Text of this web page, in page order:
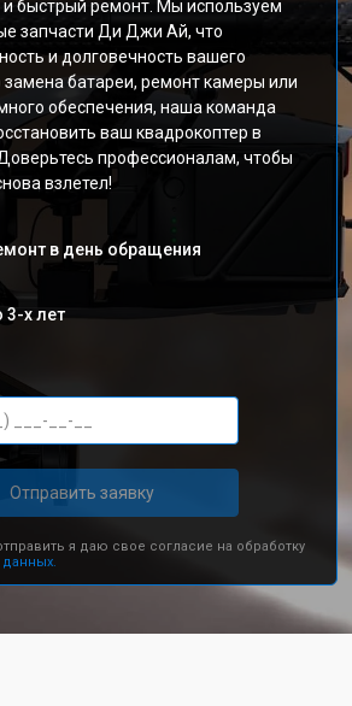
быстрый ремонт. Мы используем
запчасти Ди Джи Ай, что
и долговечность вашего
замена батареи, ремонт камеры или
обеспечения, наша команда
ваш квадрокоптер в
профессионалам, чтобы
взлетел!
в день обращения
3-х лет
Отправить заявку
я даю свое согласие на обработку